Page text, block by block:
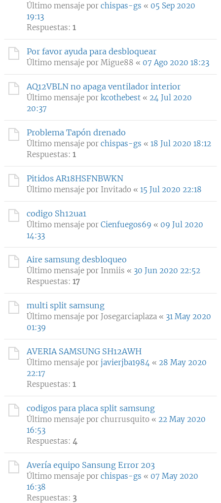
Último mensaje por chispas-gs « 05 Sep 2020
19:13
Respuestas: 1
Por favor ayuda para desbloquear
Último mensaje por Migue88 « 07 Ago 2020 18:23
AQ12VBLN no apaga ventilador interior
Último mensaje por kcothebest « 24 Jul 2020
20:37
Problema Tapón drenado
Último mensaje por chispas-gs « 18 Jul 2020 18:12
Respuestas: 1
Pitidos AR18HSFNBWKN
Último mensaje por Invitado « 15 Jul 2020 22:18
codigo Sh12ua1
Último mensaje por Cienfuegos69 « 09 Jul 2020
14:33
Aire samsung desbloqueo
Último mensaje por Inmiis « 30 Jun 2020 22:52
Respuestas: 17
multi split samsung
Último mensaje por Josegarciaplaza « 31 May 2020
01:39
AVERIA SAMSUNG SH12AWH
Último mensaje por javierjba1984 « 28 May 2020
22:17
Respuestas: 1
codigos para placa split samsung
Último mensaje por churrusquito « 22 May 2020
16:53
Respuestas: 4
Avería equipo Sansung Error 203
Último mensaje por chispas-gs « 07 May 2020
16:38
Respuestas: 3